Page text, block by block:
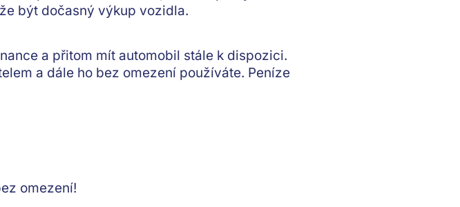
být dočasný výkup vozidla.
a přitom mít automobil stále k dispozici.
a dále ho bez omezení používáte. Peníze
omezení!